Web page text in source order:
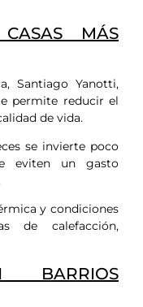
MÁS
Santiago Yanotti,
permite reducir el
de vida.
se invierte poco
eviten un gasto
y condiciones
de calefacción,